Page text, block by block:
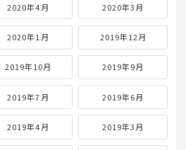
2020年4月 2020年3月
2020年1月 2019年12月
2019年10月 2019年9月
2019年7月 2019年6月
2019年4月 2019年3月